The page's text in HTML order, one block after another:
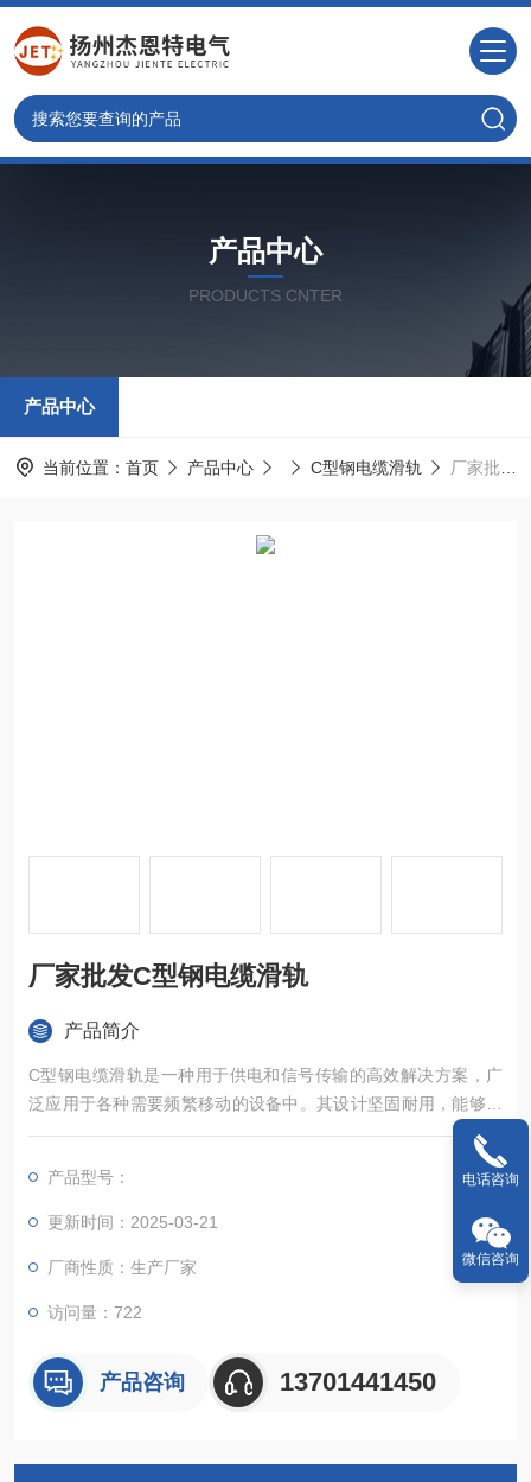
产品中心
PRODUCTS CNTER
产品中心
当前位置： 首页 产品中心 C型钢电缆滑轨 厂家批发C型钢电缆滑轨
厂家批发C型钢电缆滑轨
产品简介
‌C型钢电缆滑轨‌是一种用于供电和信号传输的高效解决方案，广
泛应用于各种需要频繁移动的设备中。其设计坚固耐用，能够确
保长时间使用的稳定性。C型钢电缆滑轨通常采用镀锌处理，不
产品型号：
更新时间：2025-03-21
厂商性质：生产厂家
访问量：722
产品咨询 13701441450
电话咨询
微信咨询